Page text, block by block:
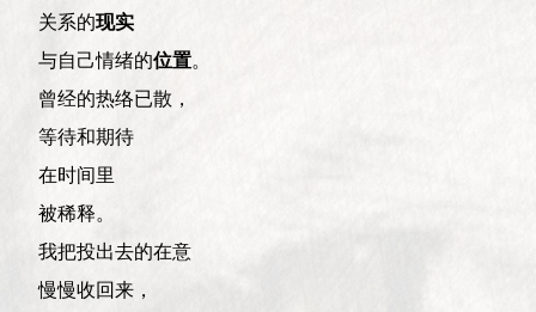
关系的现实
与自己情绪的位置。
曾经的热络已散，
等待和期待
在时间里
被稀释。
我把投出去的在意
慢慢收回来，